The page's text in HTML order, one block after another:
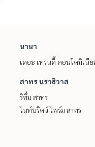
นานา
เดอะ เทรนดี้ คอนโดมิเนีย
สาทร นราธิวาส
ริทึ่ม สาทร
ไนท์บริดจ์ ไพร์ม สาทร